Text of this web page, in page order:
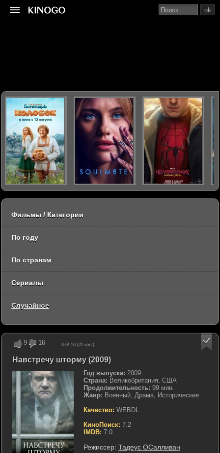
9 16 3.6/ 10 (25 гол.)
Навстречу шторму (2009)
Год выпуска: 2009
Страна: Великобритания, США
Продолжительность: 99 мин.
Жанр: Военный, Драма, Исторические
Качество: WEBDL
КиноПоиск: 7.2
IMDB: 7.0
Режиссер: Тадеус ОСалливан
ok
Фильмы / Категории
По году
По странам
Сериалы
Случайное